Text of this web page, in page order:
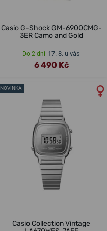
Casio G-Shock GM-6900CMG-
3ER Camo and Gold
Do 2 dní 17. 8. u vás
6 490 Kč
NOVINKA
Casio Collection Vintage